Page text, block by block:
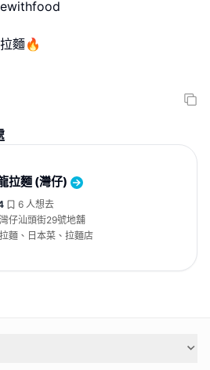
麵🔥
拉麵 (灣仔)
6 人想去
灣仔汕頭街29號地舖
拉麵、日本菜、拉麵店